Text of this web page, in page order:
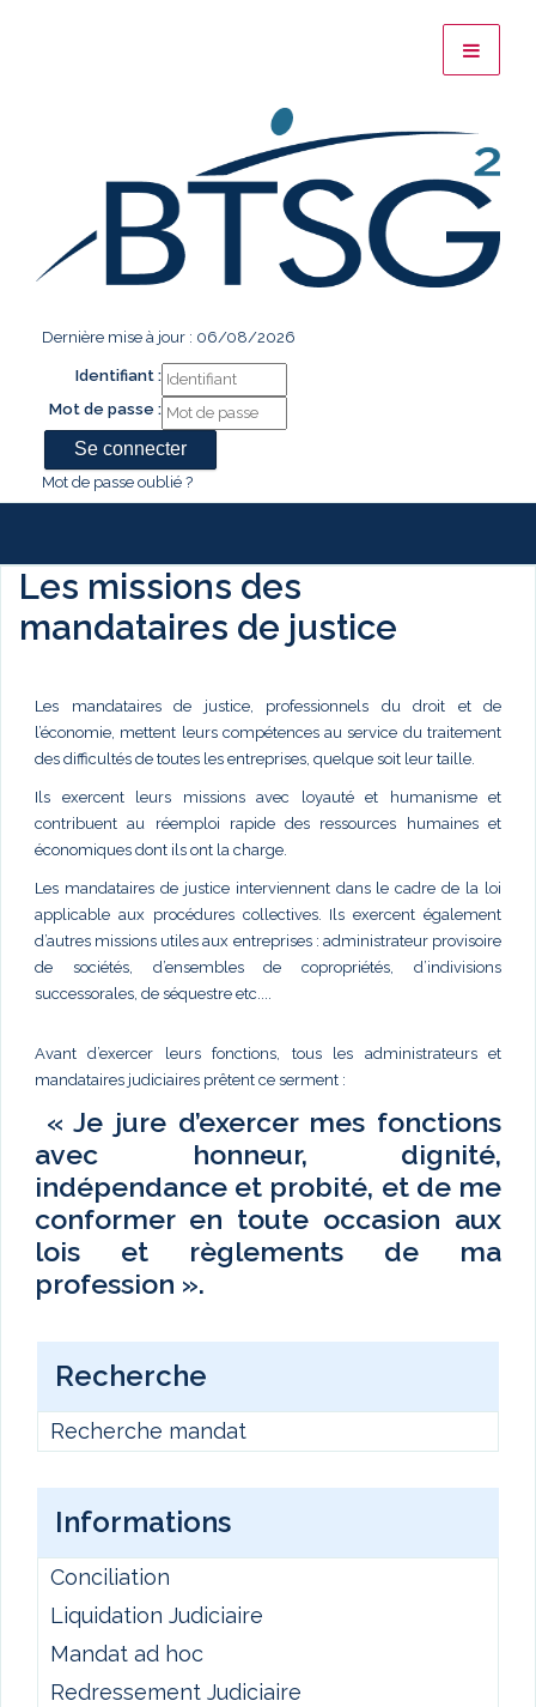
Dernière mise à jour : 06/08/2026
Identifiant :
Mot de passe :
Mot de passe oublié ?
Les missions des
mandataires de justice
Les mandataires de justice, professionnels du droit et de
l’économie, mettent leurs compétences au service du traitement
des difficultés de toutes les entreprises, quelque soit leur taille.
Ils exercent leurs missions avec loyauté et humanisme et
contribuent au réemploi rapide des ressources humaines et
économiques dont ils ont la charge.
Les mandataires de justice interviennent dans le cadre de la loi
applicable aux procédures collectives. Ils exercent également
d’autres missions utiles aux entreprises : administrateur provisoire
de sociétés, d’ensembles de copropriétés, d’indivisions
successorales, de séquestre etc....
Avant d’exercer leurs fonctions, tous les administrateurs et
mandataires judiciaires prêtent ce serment :
« Je jure d’exercer mes fonctions
avec honneur, dignité,
indépendance et probité, et de me
conformer en toute occasion aux
lois et règlements de ma
profession ».
Recherche
Recherche mandat
Informations
Conciliation
Liquidation Judiciaire
Mandat ad hoc
Redressement Judiciaire